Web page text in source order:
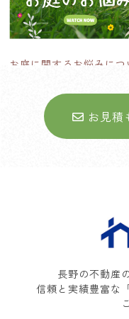
お庭に関するお悩みにつ
お見積
長野の不動産
信頼と実績豊富な